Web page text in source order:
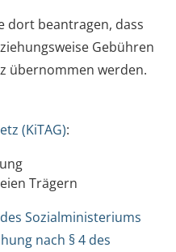
dort beantragen, dass
Gebühren
übernommen werden.
(KiTAG):
Trägern
Sozialministeriums
nach § 4 des